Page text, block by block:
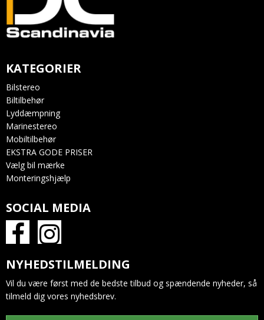
KATEGORIER
Bilstereo
Biltilbehør
Lyddæmpning
Marinestereo
Mobiltilbehør
EKSTRA GODE PRISER
Vælg bil mærke
Monteringshjælp
SOCIAL MEDIA
NYHEDSTILMELDING
Vil du være først med de bedste tilbud og spændende nyheder, så
tilmeld dig vores nyhedsbrev.